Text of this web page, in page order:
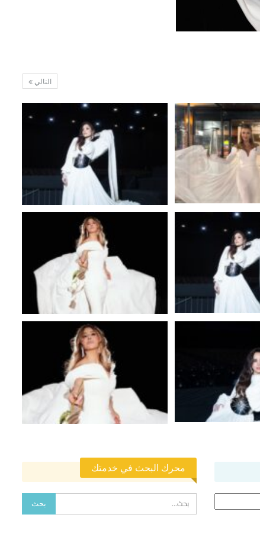
التالي
محرك البحث في خدمتك